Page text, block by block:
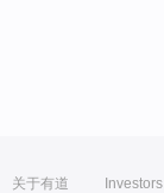
关于有道 Investors